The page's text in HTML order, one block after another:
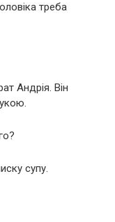
треба
Андрія. Він
супу.